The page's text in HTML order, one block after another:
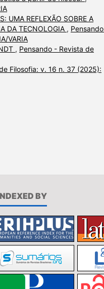
UMA REFLEXÃO SOBRE A
DA TECNOLOGIA ,
VARIA
, Pensando - Revista de
Filosofia: v. 16 n. 37 (2025):
BY